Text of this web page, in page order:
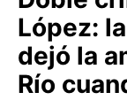
BUENOS AIRES
PROVINCIAS
López:
dejó la
Río